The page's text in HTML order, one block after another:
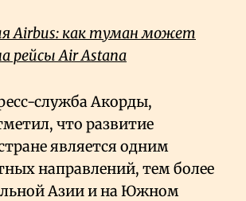
Airbus: как туман может
рейсы Air Astana
служба Акорды,
что развитие
является одним
направлений, тем более
Азии и на Южном